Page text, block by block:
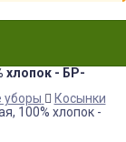
хлопок - БР-
уборы
Косынки
100% хлопок -